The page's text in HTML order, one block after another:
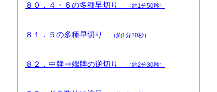
８０．４・６の多種早切り （約1分50秒）
８１．５の多種早切り （約1分20秒）
８２．中牌⇒端牌の逆切り （約2分30秒）